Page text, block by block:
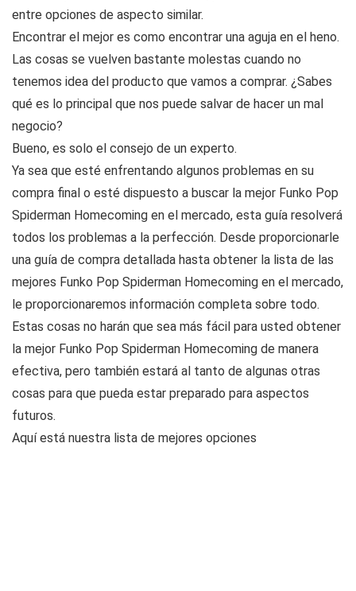
entre opciones de aspecto similar.
Encontrar el mejor es como encontrar una aguja en el heno.
Las cosas se vuelven bastante molestas cuando no
tenemos idea del producto que vamos a comprar. ¿Sabes
qué es lo principal que nos puede salvar de hacer un mal
negocio?
Bueno, es solo el consejo de un experto.
Ya sea que esté enfrentando algunos problemas en su
compra final o esté dispuesto a buscar la mejor Funko Pop
Spiderman Homecoming en el mercado, esta guía resolverá
todos los problemas a la perfección. Desde proporcionarle
una guía de compra detallada hasta obtener la lista de las
mejores Funko Pop Spiderman Homecoming en el mercado,
le proporcionaremos información completa sobre todo.
Estas cosas no harán que sea más fácil para usted obtener
la mejor Funko Pop Spiderman Homecoming de manera
efectiva, pero también estará al tanto de algunas otras
cosas para que pueda estar preparado para aspectos
futuros.
Aquí está nuestra lista de mejores opciones